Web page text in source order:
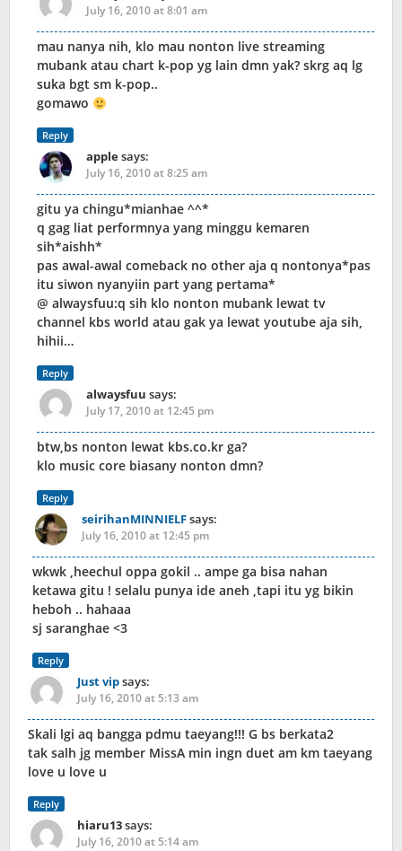
July 16, 2010 at 8:01 am
mau nanya nih, klo mau nonton live streaming
mubank atau chart k-pop yg lain dmn yak? skrg aq lg
suka bgt sm k-pop..
gomawo
Reply
applesays:
July 16, 2010 at 8:25 am
gitu ya chingu*mianhae ^^*
q gag liat performnya yang minggu kemaren
sih*aishh*
pas awal-awal comeback no other aja q nontonya*pas
itu siwon nyanyiin part yang pertama*
@ alwaysfuu:q sih klo nonton mubank lewat tv
channel kbs world atau gak ya lewat youtube aja sih,
hihii…
Reply
alwaysfuu says:
July 17, 2010 at 12:45 pm
btw,bs nonton lewat kbs.co.kr ga?
klo music core biasany nonton dmn?
Reply
seirihanMINNIELFsays:
July 16, 2010 at 12:45 pm
wkwk ,heechul oppa gokil .. ampe ga bisa nahan
ketawa gitu ! selalu punya ide aneh ,tapi itu yg bikin
heboh .. hahaaa
sj saranghae <3
Reply
Just vipsays:
July 16, 2010 at 5:13 am
Skali lgi aq bangga pdmu taeyang!!! G bs berkata2
tak salh jg member MissA min ingn duet am km taeyang
love u love u
Reply
hiaru13says:
July 16, 2010 at 5:14 am